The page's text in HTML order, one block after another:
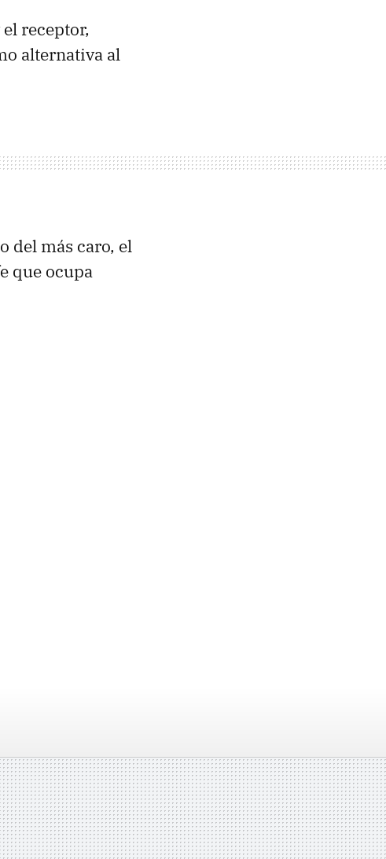
receptor,
alternativa al
del más caro, el
que ocupa